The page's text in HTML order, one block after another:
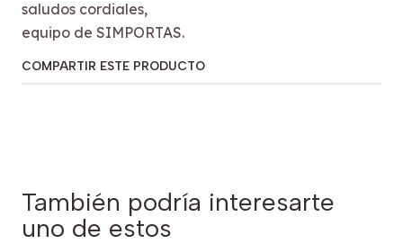
saludos cordiales,
equipo de SIMPORTAS.
COMPARTIR ESTE PRODUCTO
También podría interesarte
uno de estos